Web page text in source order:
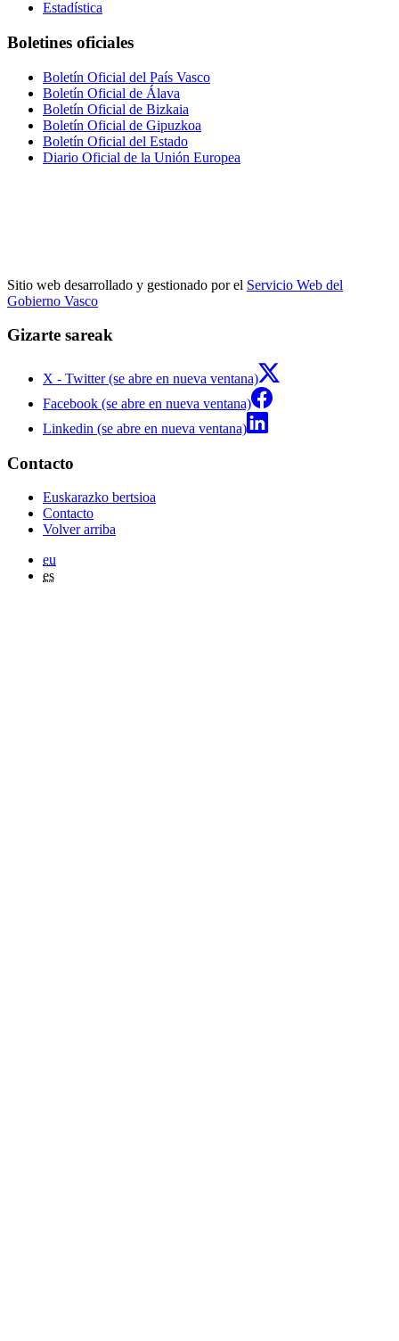
Estadística
Boletines oficiales
Boletín Oficial del País Vasco
Boletín Oficial de Álava
Boletín Oficial de Bizkaia
Boletín Oficial de Gipuzkoa
Boletín Oficial del Estado
Diario Oficial de la Unión Europea
Sitio web desarrollado y gestionado por el Servicio Web del
Gobierno Vasco
Gizarte sareak
X - Twitter (se abre en nueva ventana)
Facebook (se abre en nueva ventana)
Linkedin (se abre en nueva ventana)
Contacto
Euskarazko bertsioa
Contacto
Volver arriba
eu
es